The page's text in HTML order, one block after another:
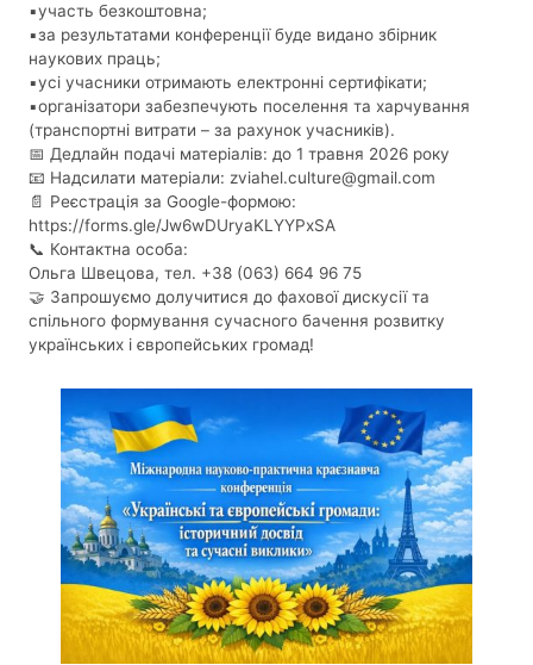
▪️участь безкоштовна;
▪️за результатами конференції буде видано збірник
наукових праць;
▪️усі учасники отримають електронні сертифікати;
▪️організатори забезпечують поселення та харчування
(транспортні витрати – за рахунок учасників).
📅 Дедлайн подачі матеріалів: до 1 травня 2026 року
📧 Надсилати матеріали: zviahel.culture@gmail.com
📄 Реєстрація за Google-формою:
https://forms.gle/Jw6wDUryaKLYYPxSA
📞 Контактна особа:
Ольга Швецова, тел. +38 (063) 664 96 75
🤝 Запрошуємо долучитися до фахової дискусії та
спільного формування сучасного бачення розвитку
українських і європейських громад!